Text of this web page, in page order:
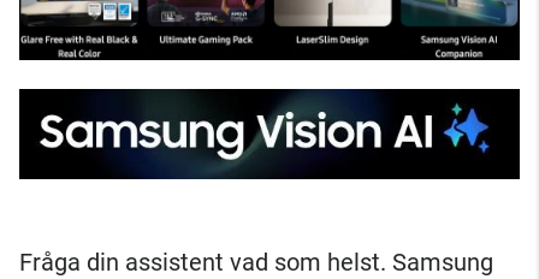
Fråga din assistent vad som helst. Samsung